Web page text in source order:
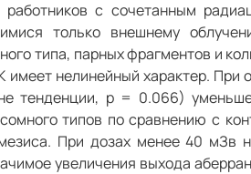
с сочетанным
только внешнему
типа, парных фрагментов и
нелинейный характер. При
тенденции, р = 0.066)
типов по сравнению с
При дозах менее 40 мЗв
увеличения выхода